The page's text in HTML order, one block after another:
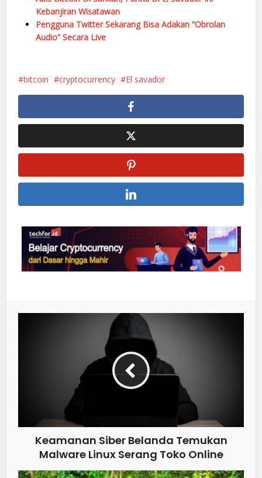
Kebanjiran Wisatawan
Pengguna Twitter Sekarang Bisa Adakan “Obrolan
Audio” Secara Live
bitcoin cryptocurrency El savador
Keamanan Siber Belanda Temukan
Malware Linux Serang Toko Online